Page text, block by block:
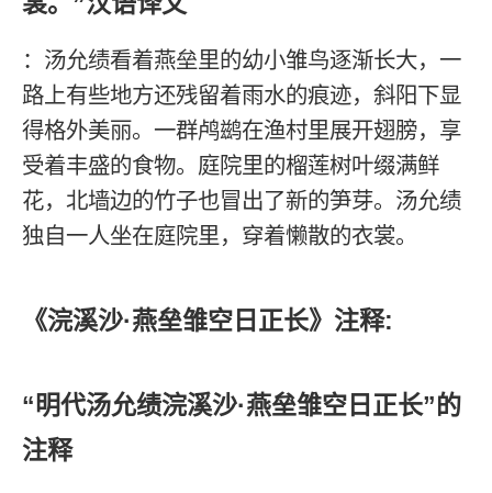
：汤允绩看着燕垒里的幼小雏鸟逐渐长大，一
路上有些地方还残留着雨水的痕迹，斜阳下显
得格外美丽。一群鸬鹚在渔村里展开翅膀，享
受着丰盛的食物。庭院里的榴莲树叶缀满鲜
花，北墙边的竹子也冒出了新的笋芽。汤允绩
独自一人坐在庭院里，穿着懒散的衣裳。
《浣溪沙·燕垒雏空日正长》注释:
“明代汤允绩浣溪沙·燕垒雏空日正长”的
注释